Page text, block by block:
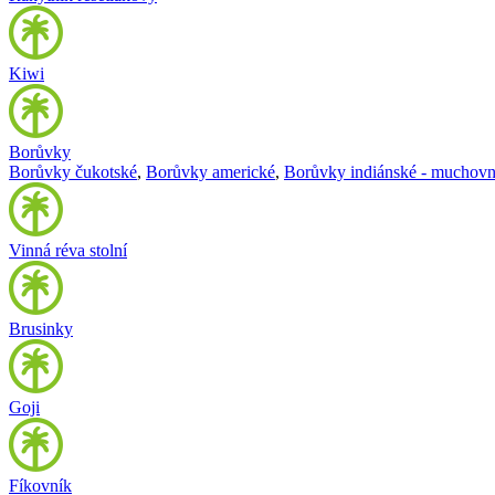
Kiwi
Borůvky
Borůvky čukotské, Borůvky americké, Borůvky indiánské -
Vinná réva stolní
Brusinky
Goji
Fíkovník